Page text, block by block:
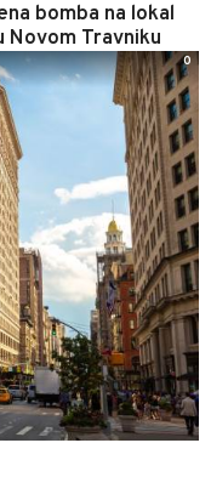
bomba na lokal
Novom Travniku
0